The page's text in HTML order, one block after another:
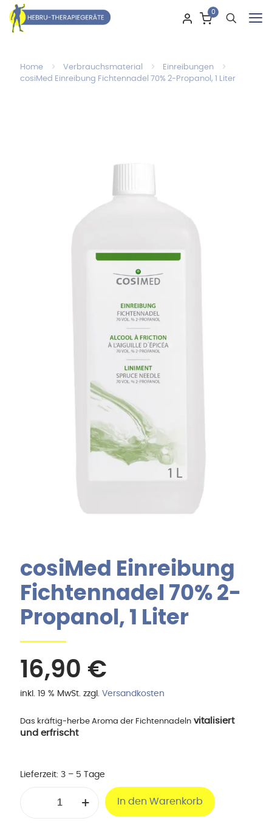
0
Home Verbrauchsmaterial
Einreibungen
cosiMed Einreibung Fichtennadel 70% 2-Propanol, 1 Liter
cosiMed Einreibung
Fichtennadel 70% 2-
Propanol, 1 Liter
16,90 €
inkl. 19 % MwSt. zzgl. Versandkosten
Das kräftig-herbe Aroma der Fichtennadeln vitalisiert
und erfrischt
Lieferzeit: 3 – 5 Tage
Einreibung
In den Warenkorb